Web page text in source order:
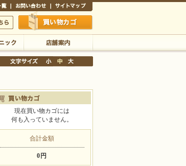
買い物かご
店舗案内
現在買い物カゴには
何も入っていません。
合計金額
0円